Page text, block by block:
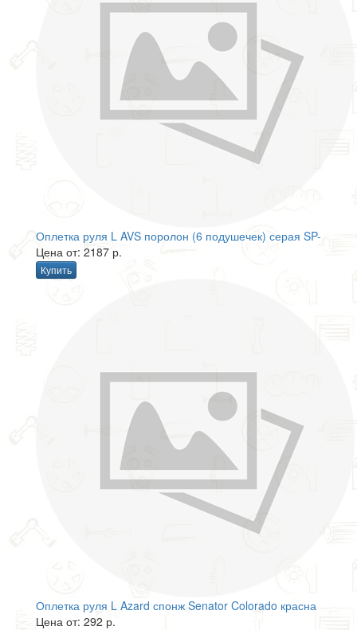
Оплетка руля L AVS поролон (6 подушечек) серая SP-
Цена от: 2187 р.
Купить
Оплетка руля L Azard спонж Senator Colorado красна
Цена от: 292 р.